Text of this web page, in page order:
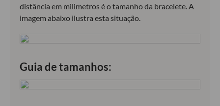
distância em milimetros é o tamanho da bracelete. A
imagem abaixo ilustra esta situação.
Guia de tamanhos: